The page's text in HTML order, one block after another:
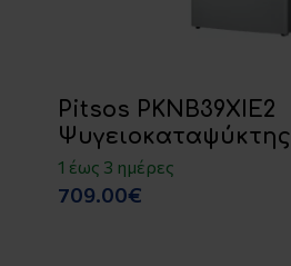
Pitsos PKNB39XIE2
Ψυγειοκαταψύκτης
1 έως 3 ημέρες
709.00€